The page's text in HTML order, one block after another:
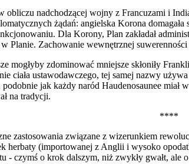
obliczu nadchodzącej wojny z Francuzami i
żądań: angielska Korona
Dla Korony, Plan zakładał
Planie. Zachowanie wewnętrznej suwerenności
mogłyby zdominować mniejsze skłoniły
ciała ustawodawczego, tej samej nazwy
podobnie jak każdy naród Haudenosaunee miał
na tradycji.
****
zastosowania związane z wizerunkiem
herbaty (importowanej z Anglii i wysoko opod
- czymś o krok dalszym, niż zwykły gwałt,